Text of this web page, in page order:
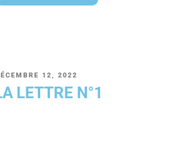
12, 2022
LETTRE N°1